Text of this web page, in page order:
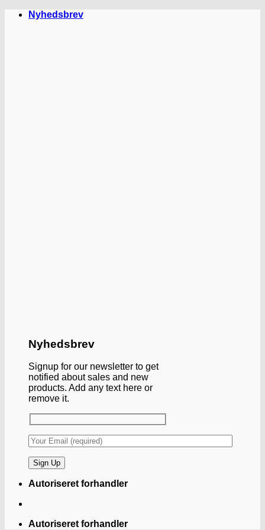
FortsætNyhedsbrev
Nyhedsbrev
Signup for our newsletter to get
notified about sales and new
products. Add any text here or
remove it.
Autoriseret forhandler
Autoriseret forhandler